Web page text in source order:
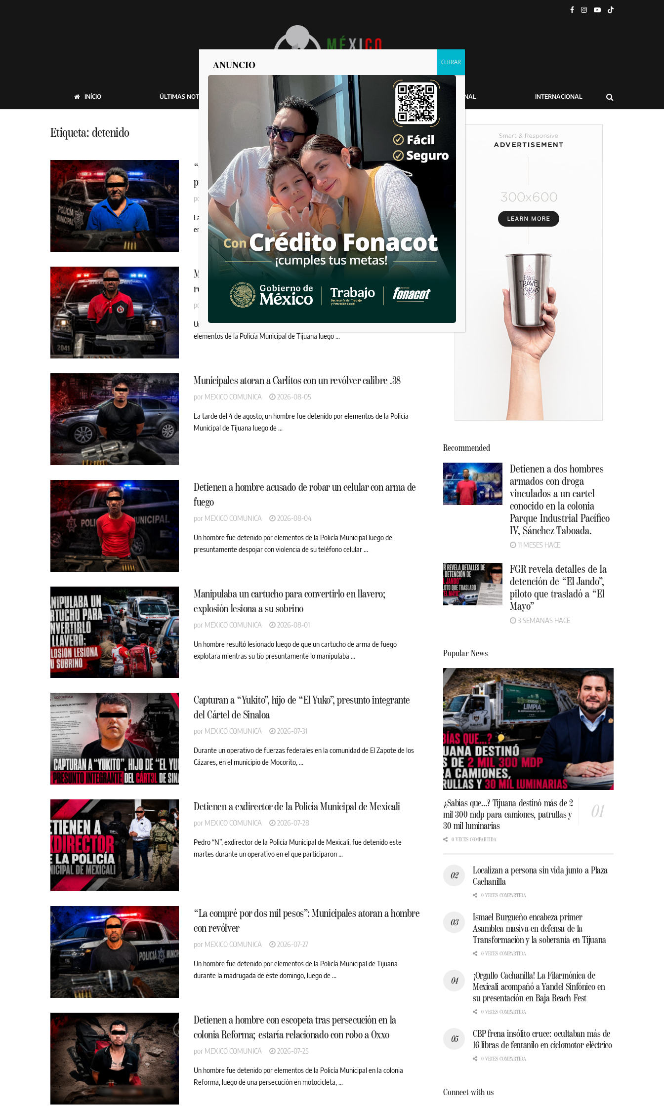
INÍCIO ÚLTIMAS NOTICIAS POLÍTICA POLICIACA NACIONAL INTERNACIONAL
Etiqueta:detenido
“Otra vez estás tomando”: reclamo terminó con una mujer
presuntamente golpeada y un hombre detenido
por MEXICO COMUNICA 2026-08-06
La Policía Municipal de Tijuana detuvo a un hombre por su presunta participación
en una agresión contra una mujer y ...
Municipales detienen a “El Chapo” con pistola tras violento
robo en el Ejido Francisco Villa
por MEXICO COMUNICA 2026-08-06
Un hombre identificado como Juan "N", alias "El Chapo", fue detenido por
elementos de la Policía Municipal de Tijuana luego ...
Municipales atoran a Carlitos con un revólver calibre .38
por MEXICO COMUNICA 2026-08-05
La tarde del 4 de agosto, un hombre fue detenido por elementos de la Policía
Municipal de Tijuana luego de ...
Detienen a hombre acusado de robar un celular con arma de
fuego
por MEXICO COMUNICA 2026-08-04
Un hombre fue detenido por elementos de la Policía Municipal luego de
presuntamente despojar con violencia de su teléfono celular ...
Manipulaba un cartucho para convertirlo en llavero;
explosión lesiona a su sobrino
por MEXICO COMUNICA 2026-08-01
Un hombre resultó lesionado luego de que un cartucho de arma de fuego
explotara mientras su tío presuntamente lo manipulaba ...
Capturan a “Yukito”, hijo de “El Yuko”, presunto integrante
del Cártel de Sinaloa
por MEXICO COMUNICA 2026-07-31
Durante un operativo de fuerzas federales en la comunidad de El Zapote de los
Cázares, en el municipio de Mocorito, ...
Detienen a exdirector de la Policía Municipal de Mexicali
por MEXICO COMUNICA 2026-07-28
Pedro “N”, exdirector de la Policía Municipal de Mexicali, fue detenido este
martes durante un operativo en el que participaron ...
“La compré por dos mil pesos”: Municipales atoran a hombre
con revólver
por MEXICO COMUNICA 2026-07-27
Un hombre fue detenido por elementos de la Policía Municipal de Tijuana
durante la madrugada de este domingo, luego de ...
Detienen a hombre con escopeta tras persecución en la
colonia Reforma; estaría relacionado con robo a Oxxo
por MEXICO COMUNICA 2026-07-25
Un hombre fue detenido por elementos de la Policía Municipal en la colonia
Reforma, luego de una persecución en motocicleta, ...
Recommended
Detienen a dos hombres
armados con droga
vinculados a un cartel
conocido en la colonia
Parque Industrial Pacífico
IV, Sánchez Taboada.
11 MESES HACE
FGR revela detalles de la
detención de “El Jando”,
piloto que trasladó a “El
Mayo”
3 SEMANAS HACE
Popular News
¿Sabías que…? Tijuana destinó más de 2
mil 300 mdp para camiones, patrullas y
30 mil luminarias
0 VECES COMPARTIDA
Localizan a persona sin vida junto a Plaza
Cachanilla
0 VECES COMPARTIDA
Ismael Burgueño encabeza primer
Asamblea masiva en defensa de la
Transformación y la soberanía en Tijuana
0 VECES COMPARTIDA
¡Orgullo Cachanilla! La Filarmónica de
Mexicali acompañó a Yandel Sinfónico en
su presentación en Baja Beach Fest
0 VECES COMPARTIDA
CBP frena insólito cruce: ocultaban más de
16 libras de fentanilo en ciclomotor eléctrico
0 VECES COMPARTIDA
Connect with us
ANUNCIO